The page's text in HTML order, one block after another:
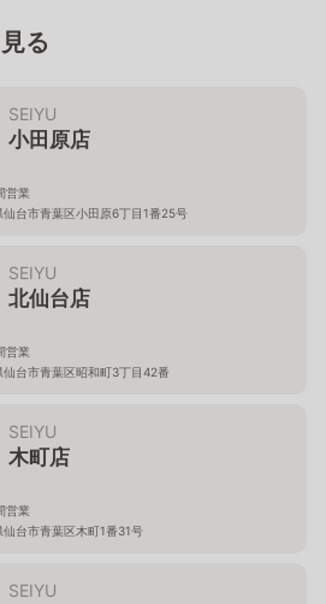
る
SEIYU
小田原店
営業
仙台市青葉区小田原6丁目1番25号
SEIYU
北仙台店
営業
仙台市青葉区昭和町3丁目42番
SEIYU
木町店
営業
仙台市青葉区木町1番31号
SEIYU